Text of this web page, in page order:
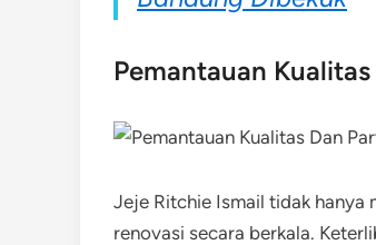
Pemantauan
Jeje Ritchie Ismail tidak hanya
renovasi secara berkala.